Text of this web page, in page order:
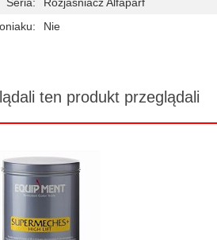
Nie
ten produkt przeglądali